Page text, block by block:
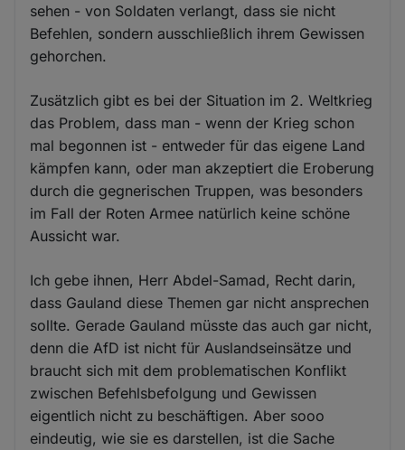
sehen - von Soldaten verlangt, dass sie nicht
Befehlen, sondern ausschließlich ihrem Gewissen
gehorchen.
Zusätzlich gibt es bei der Situation im 2. Weltkrieg
das Problem, dass man - wenn der Krieg schon
mal begonnen ist - entweder für das eigene Land
kämpfen kann, oder man akzeptiert die Eroberung
durch die gegnerischen Truppen, was besonders
im Fall der Roten Armee natürlich keine schöne
Aussicht war.
Ich gebe ihnen, Herr Abdel-Samad, Recht darin,
dass Gauland diese Themen gar nicht ansprechen
sollte. Gerade Gauland müsste das auch gar nicht,
denn die AfD ist nicht für Auslandseinsätze und
braucht sich mit dem problematischen Konflikt
zwischen Befehlsbefolgung und Gewissen
eigentlich nicht zu beschäftigen. Aber sooo
eindeutig, wie sie es darstellen, ist die Sache